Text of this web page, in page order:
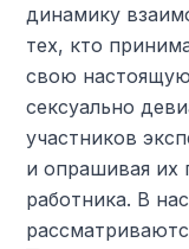
динамику
тех, кто
свою настоящую
сексуально
участников
и опрашивая их
работника. В